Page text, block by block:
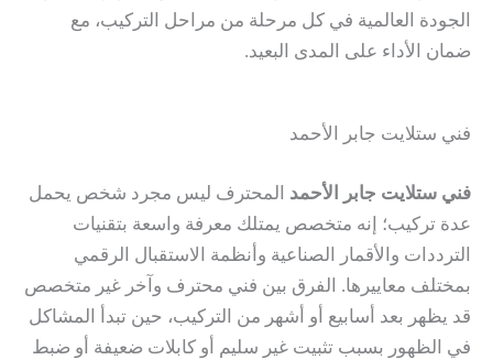
الجودة العالمية في كل مرحلة من مراحل التركيب، مع
ضمان الأداء على المدى البعيد.
فني ستلايت جابر الأحمد
فني ستلايت جابر الأحمد المحترف ليس مجرد شخص يحمل
عدة تركيب؛ إنه متخصص يمتلك معرفة واسعة بتقنيات
الترددات والأقمار الصناعية وأنظمة الاستقبال الرقمي
بمختلف معاييرها. الفرق بين فني محترف وآخر غير متخصص
قد يظهر بعد أسابيع أو أشهر من التركيب، حين تبدأ المشاكل
في الظهور بسبب تثبيت غير سليم أو كابلات ضعيفة أو ضبط